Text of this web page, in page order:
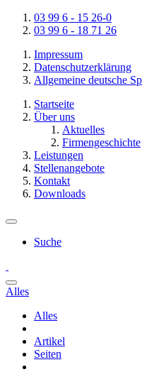
03 99 6 - 15 26-0
03 99 6 - 18 71 26
Impressum
Datenschutzerklärung
Allgemeine deutsche
Startseite
Über uns
Aktuelles
Firmengeschichte
Leistungen
Stellenangebote
Kontakt
Downloads
Suche
Alles
Alles
Artikel
Seiten